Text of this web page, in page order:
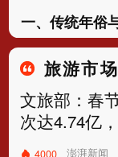
一、传统年
旅游市
文旅部：春
次达4.74亿
4000 澎湃新闻